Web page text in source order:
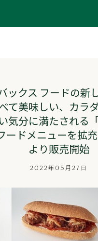
ックス フードの新
て美味しい、カラ
気分に満たされる
ードメニューを拡
より販売開始
2022年05月27日